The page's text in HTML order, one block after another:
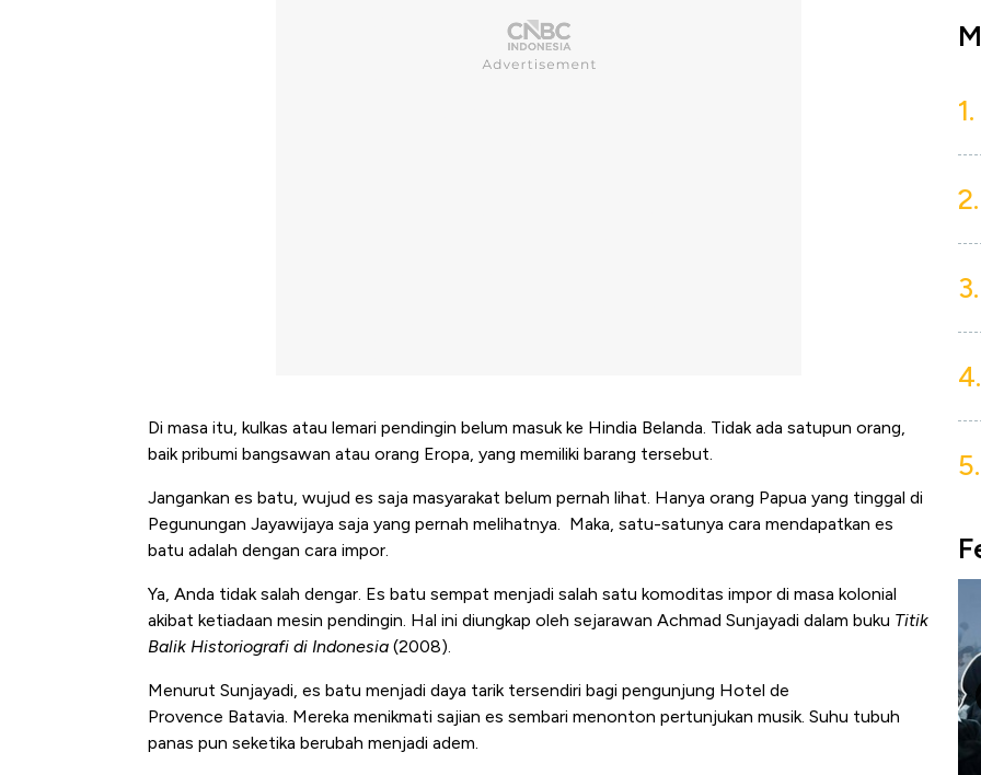
Di masa itu, kulkas atau lemari pendingin belum masuk ke Hindia Belanda. Tidak ada satupun orang,
baik pribumi bangsawan atau orang Eropa, yang memiliki barang tersebut.
Jangankan es batu, wujud es saja masyarakat belum pernah lihat. Hanya orang Papua yang tinggal di
Pegunungan Jayawijaya saja yang pernah melihatnya. Maka, satu-satunya cara mendapatkan es
batu adalah dengan cara impor.
Ya, Anda tidak salah dengar. Es batu sempat menjadi salah satu komoditas impor di masa kolonial
akibat ketiadaan mesin pendingin. Hal ini diungkap oleh sejarawan Achmad Sunjayadi dalam buku Titik
Balik Historiografi di Indonesia (2008).
Menurut Sunjayadi, es batu menjadi daya tarik tersendiri bagi pengunjung Hotel de
Provence Batavia. Mereka menikmati sajian es sembari menonton pertunjukan musik. Suhu tubuh
panas pun seketika berubah menjadi adem.
1.
2.
3.
4.
5.